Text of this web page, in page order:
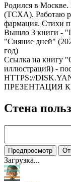
Родился в
(ТСХА). Работаю
фармация. Стихи
Вышло 3 книги -
"Сияние дней"
год)
Ссылка на книгу
иллюстраций) -
HTTPS://
ПРЕЗЕНТАЦИЯ
Стена
Предпросмотр
Загрузка...